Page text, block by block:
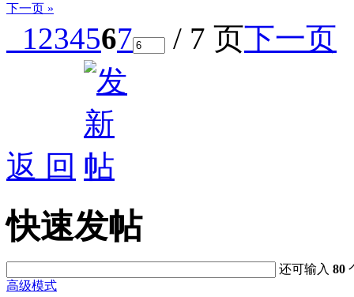
下一页 »
1234567 / 7 页下一页
返 回
快速发帖
还可输入80
高级模式